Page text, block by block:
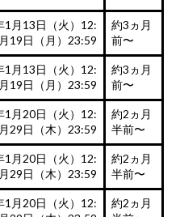
1月13日（火）12:
19日（月）23:59
約3ヵ月
前〜
1月13日（火）12:
19日（月）23:59
約3ヵ月
前〜
1月20日（火）12:
29日（木）23:59
約2ヵ月
半前〜
1月20日（火）12:
29日（木）23:59
約2ヵ月
半前〜
1月20日（火）12:
約2ヵ月